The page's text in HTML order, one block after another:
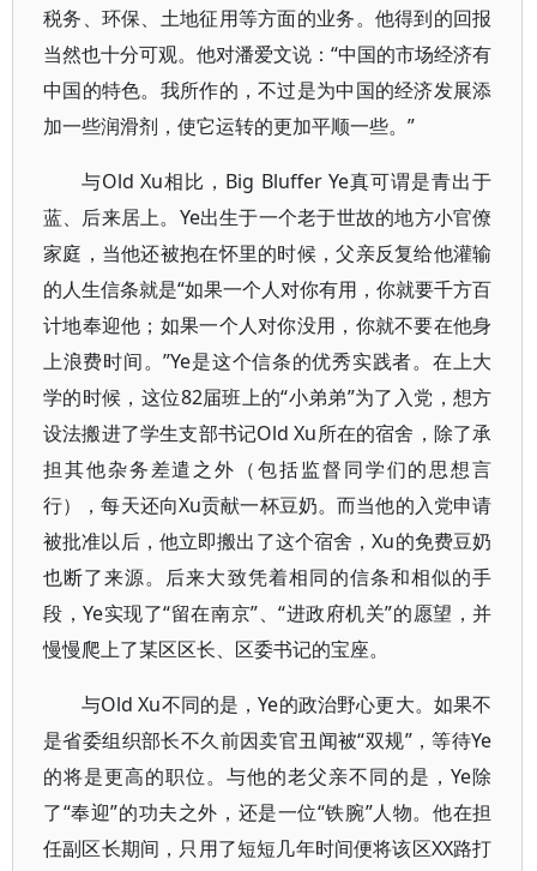
税务、环保、土地征用等方面的业务。他得到的回报
当然也十分可观。他对潘爱文说：“中国的市场经济有
中国的特色。我所作的，不过是为中国的经济发展添
加一些润滑剂，使它运转的更加平顺一些。”
与Old Xu相比，Big Bluffer Ye真可谓是青出于
蓝、后来居上。Ye出生于一个老于世故的地方小官僚
家庭，当他还被抱在怀里的时候，父亲反复给他灌输
的人生信条就是“如果一个人对你有用，你就要千方百
计地奉迎他；如果一个人对你没用，你就不要在他身
上浪费时间。”Ye是这个信条的优秀实践者。在上大
学的时候，这位82届班上的“小弟弟”为了入党，想方
设法搬进了学生支部书记Old Xu所在的宿舍，除了承
担其他杂务差遣之外（包括监督同学们的思想言
行），每天还向Xu贡献一杯豆奶。而当他的入党申请
被批准以后，他立即搬出了这个宿舍，Xu的免费豆奶
也断了来源。后来大致凭着相同的信条和相似的手
段，Ye实现了“留在南京”、“进政府机关”的愿望，并
慢慢爬上了某区区长、区委书记的宝座。
与Old Xu不同的是，Ye的政治野心更大。如果不
是省委组织部长不久前因卖官丑闻被“双规”，等待Ye
的将是更高的职位。与他的老父亲不同的是，Ye除
了“奉迎”的功夫之外，还是一位“铁腕”人物。他在担
任副区长期间，只用了短短几年时间便将该区XX路打